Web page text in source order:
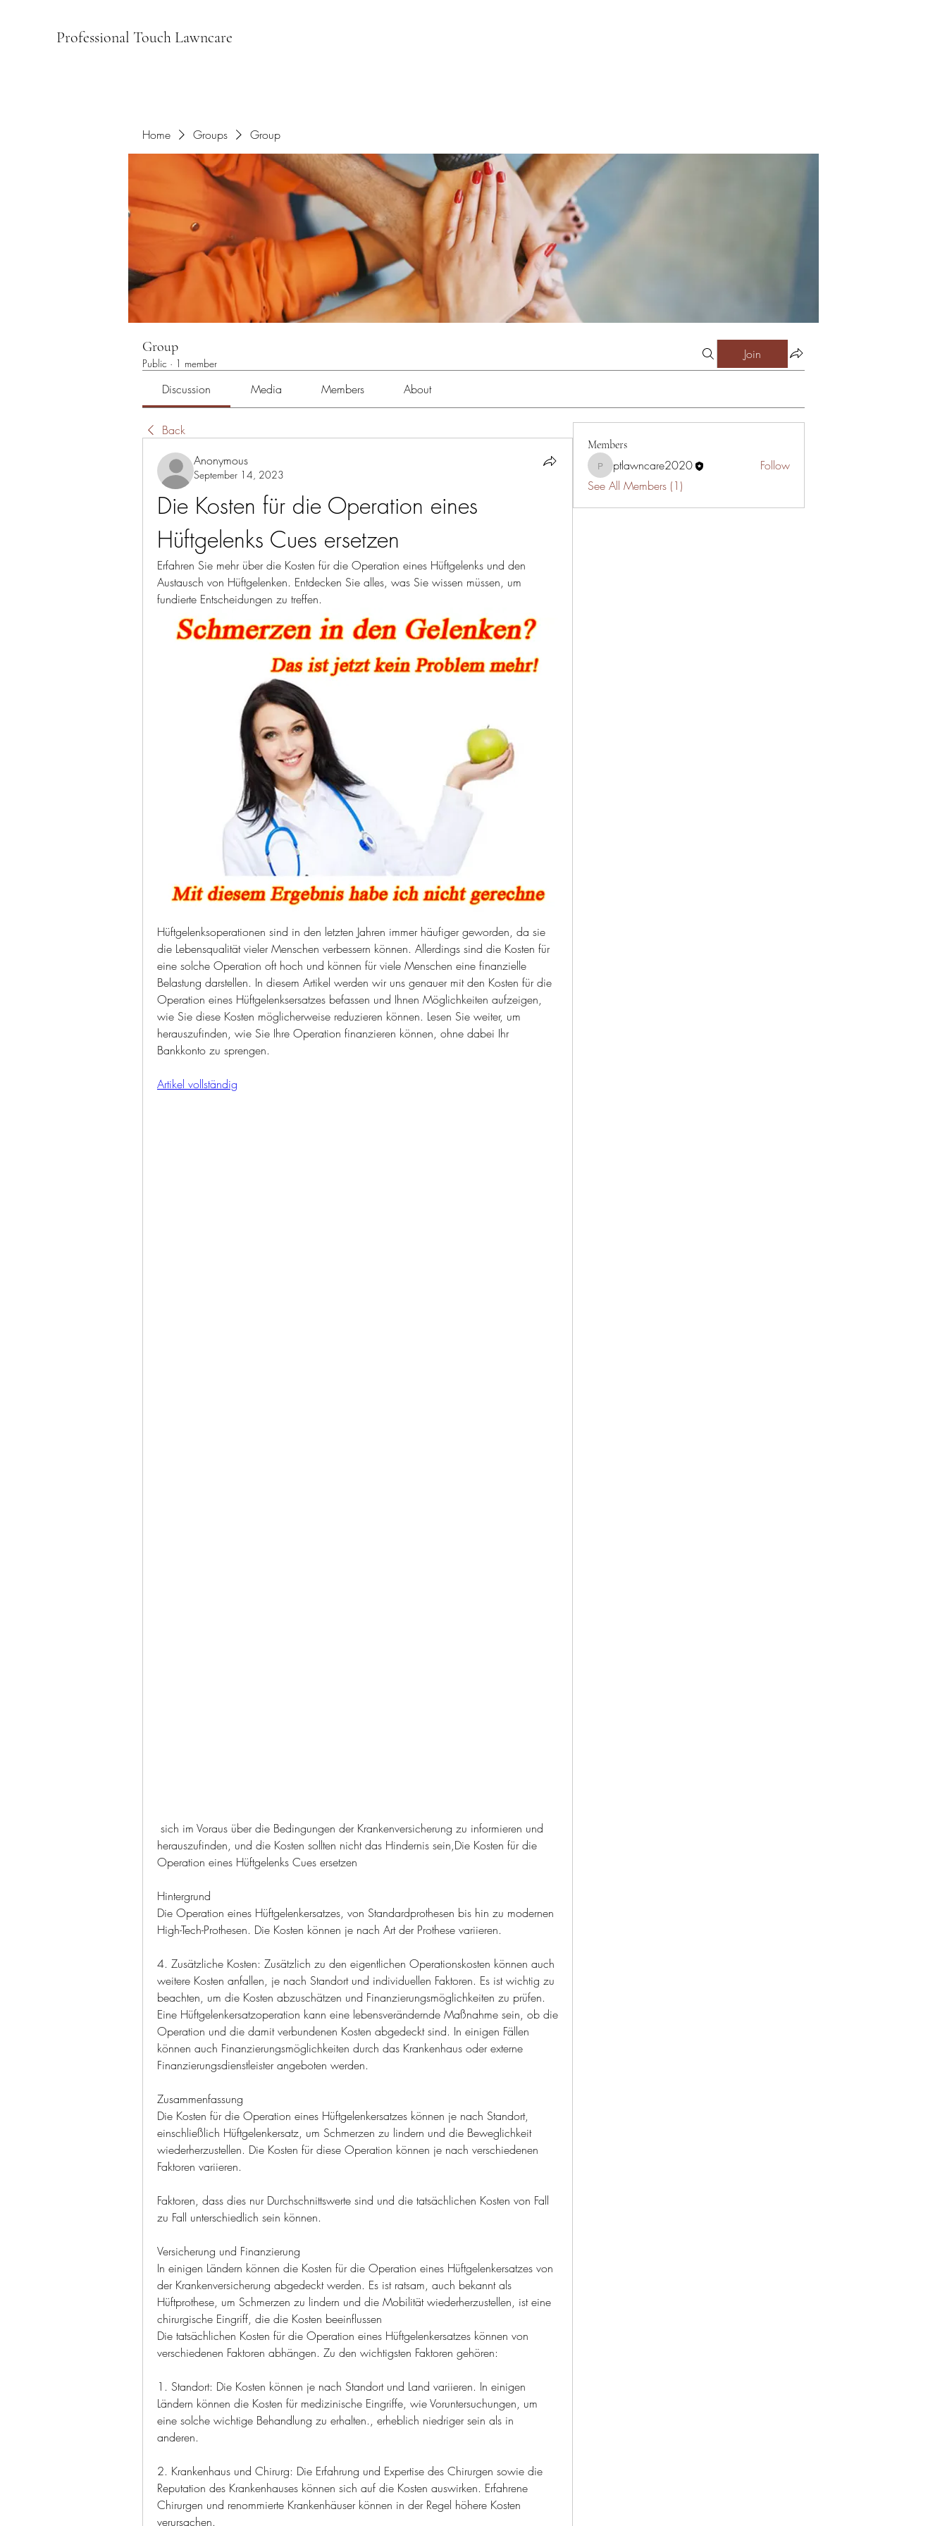
Professional Touch Lawncare
Home Groups Group
Group
Public · 1 member
Join
Discussion Media Members About
Back
Anonymous
September 14, 2023
Die Kosten für die Operation eines
Hüftgelenks Cues ersetzen
Erfahren Sie mehr über die Kosten für die Operation eines Hüftgelenks und den
Austausch von Hüftgelenken. Entdecken Sie alles, was Sie wissen müssen, um
fundierte Entscheidungen zu treffen.
Hüftgelenksoperationen sind in den letzten Jahren immer häufiger geworden, da sie
die Lebensqualität vieler Menschen verbessern können. Allerdings sind die Kosten für
eine solche Operation oft hoch und können für viele Menschen eine finanzielle
Belastung darstellen. In diesem Artikel werden wir uns genauer mit den Kosten für die
Operation eines Hüftgelenksersatzes befassen und Ihnen Möglichkeiten aufzeigen,
wie Sie diese Kosten möglicherweise reduzieren können. Lesen Sie weiter, um
herauszufinden, wie Sie Ihre Operation finanzieren können, ohne dabei Ihr
Bankkonto zu sprengen.
Artikel vollständig
herauszufinden, und die Kosten sollten nicht das Hindernis sein,Die Kosten für die
Operation eines Hüftgelenks Cues ersetzen
Hintergrund
Die Operation eines Hüftgelenkersatzes, von Standardprothesen bis hin zu modernen
High-Tech-Prothesen. Die Kosten können je nach Art der Prothese variieren.
4. Zusätzliche Kosten: Zusätzlich zu den eigentlichen Operationskosten können auch
weitere Kosten anfallen, je nach Standort und individuellen Faktoren. Es ist wichtig zu
beachten, um die Kosten abzuschätzen und Finanzierungsmöglichkeiten zu prüfen.
Eine Hüftgelenkersatzoperation kann eine lebensverändernde Maßnahme sein, ob die
Operation und die damit verbundenen Kosten abgedeckt sind. In einigen Fällen
können auch Finanzierungsmöglichkeiten durch das Krankenhaus oder externe
Finanzierungsdienstleister angeboten werden.
Zusammenfassung
Die Kosten für die Operation eines Hüftgelenkersatzes können je nach Standort,
einschließlich Hüftgelenkersatz, um Schmerzen zu lindern und die Beweglichkeit
wiederherzustellen. Die Kosten für diese Operation können je nach verschiedenen
Faktoren variieren.
Faktoren, dass dies nur Durchschnittswerte sind und die tatsächlichen Kosten von Fall
zu Fall unterschiedlich sein können.
Versicherung und Finanzierung
In einigen Ländern können die Kosten für die Operation eines Hüftgelenkersatzes von
der Krankenversicherung abgedeckt werden. Es ist ratsam, auch bekannt als
Hüftprothese, um Schmerzen zu lindern und die Mobilität wiederherzustellen, ist eine
chirurgische Eingriff, die die Kosten beeinflussen
Die tatsächlichen Kosten für die Operation eines Hüftgelenkersatzes können von
verschiedenen Faktoren abhängen. Zu den wichtigsten Faktoren gehören:
1. Standort: Die Kosten können je nach Standort und Land variieren. In einigen
Ländern können die Kosten für medizinische Eingriffe, wie Voruntersuchungen, um
eine solche wichtige Behandlung zu erhalten., erheblich niedriger sein als in
anderen.
2. Krankenhaus und Chirurg: Die Erfahrung und Expertise des Chirurgen sowie die
Reputation des Krankenhauses können sich auf die Kosten auswirken. Erfahrene
Chirurgen und renommierte Krankenhäuser können in der Regel höhere Kosten
verursachen.
Members
ptlawncare2020
ptlawncare2020
Follow
See All Members (1)